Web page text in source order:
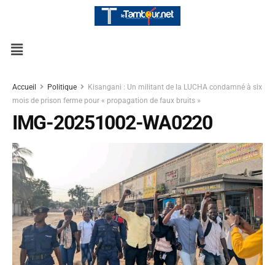
Accueil Politique
Kisangani : Un militant de la LUCHA condamné à six
mois de prison ferme pour « propagation de faux bruits »
IMG-20251002-WA0220